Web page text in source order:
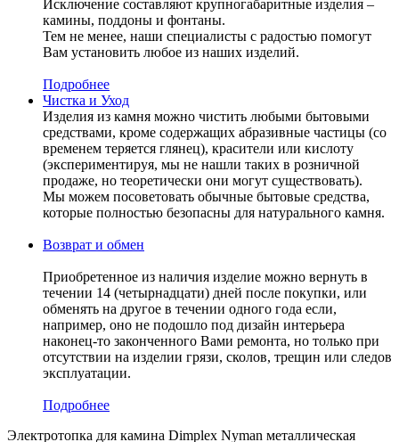
Исключение составляют крупногабаритные изделия –
камины, поддоны и фонтаны.
Тем не менее, наши специалисты с радостью помогут
Вам установить любое из наших изделий.
Подробнее
Чистка и Уход
Изделия из камня можно чистить любыми бытовыми
средствами, кроме содержащих абразивные частицы (со
временем теряется глянец), красители или кислоту
(экспериментируя, мы не нашли таких в розничной
продаже, но теоретически они могут существовать).
Мы можем посоветовать обычные бытовые средства,
которые полностью безопасны для натурального камня.
Возврат и обмен
Приобретенное из наличия изделие можно вернуть в
течении 14 (четырнадцати) дней после покупки, или
обменять на другое в течении одного года если,
например, оно не подошло под дизайн интерьера
наконец-то законченного Вами ремонта, но только при
отсутствии на изделии грязи, сколов, трещин или следов
эксплуатации.
Подробнее
Электротопка для камина Dimplex Nyman металлическая